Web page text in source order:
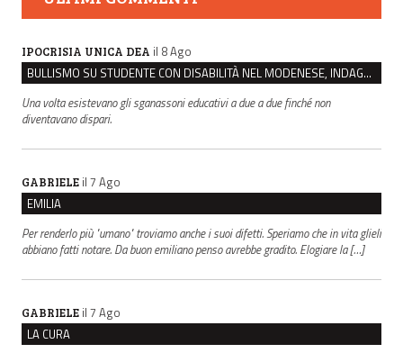
IPOCRISIA UNICA DEA il 8 Ago
BULLISMO SU STUDENTE CON DISABILITÀ NEL MODENESE, INDAGATI DUE RAGAZZI DI 16 ANNI
Una volta esistevano gli sganassoni educativi a due a due finché non
diventavano dispari.
GABRIELE il 7 Ago
EMILIA
Per renderlo più "umano" troviamo anche i suoi difetti. Speriamo che in vita glieli
abbiano fatti notare. Da buon emiliano penso avrebbe gradito. Elogiare la […]
GABRIELE il 7 Ago
LA CURA